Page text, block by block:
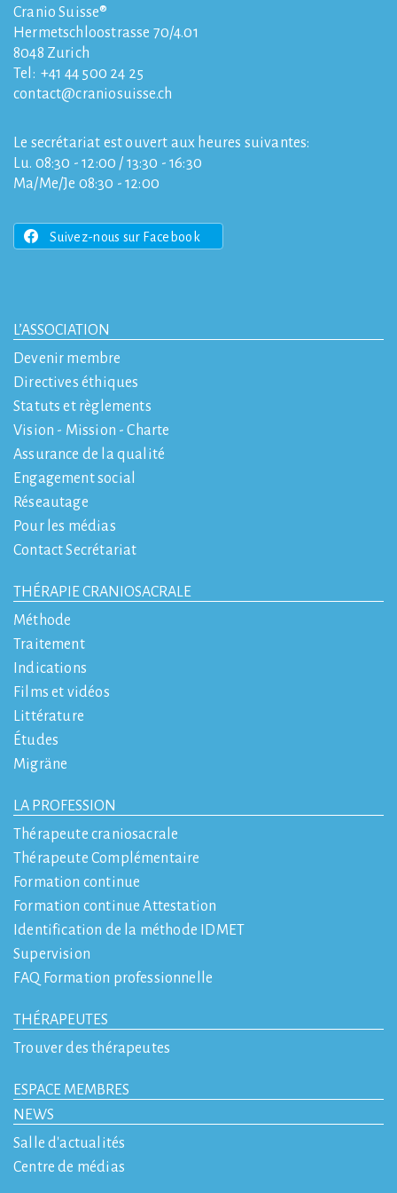
Cranio Suisse®
Hermetschloostrasse 70/4.01
8048 Zurich
Tel: +41 44 500 24 25
contact
craniosuisse.ch
Le secrétariat est ouvert aux heures suivantes:
Lu. 08:30 - 12:00 / 13:30 - 16:30
Ma/Me/Je 08:30 - 12:00
Suivez-nous sur Facebook
L’ASSOCIATION
Devenir membre
Directives éthiques
Statuts et règlements
Vision - Mission - Charte
Assurance de la qualité
Engagement social
Réseautage
Pour les médias
Contact Secrétariat
THÉRAPIE CRANIOSACRALE
Méthode
Traitement
Indications
Films et vidéos
Littérature
Études
Migräne
LA PROFESSION
Thérapeute craniosacrale
Thérapeute Complémentaire
Formation continue
Formation continue Attestation
Identification de la méthode IDMET
Supervision
FAQ Formation professionnelle
THÉRAPEUTES
Trouver des thérapeutes
ESPACE MEMBRES
NEWS
Salle d'actualités
Centre de médias